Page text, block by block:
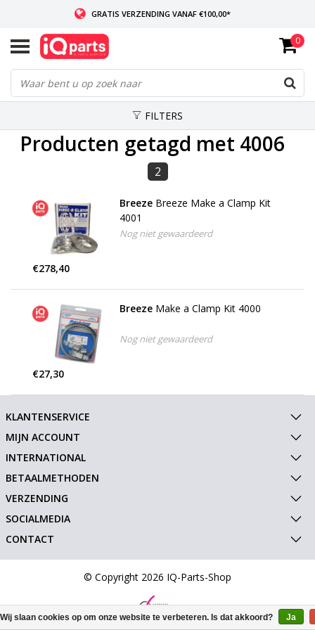
GRATIS VERZENDING VANAF €100,00*
INDIEN VOORRADIG: VOOR 14:00 BESTELD, ZELFDE DAG VERZONDEN
WERELDWIJDE LEVERING
0
FILTERS
Producten getagd met 4006
2
Breeze Breeze Make a Clamp Kit
4001
Nog niet gewaardeerd
€278,40
Breeze Make a Clamp Kit 4000
Nog niet gewaardeerd
€27,30
KLANTENSERVICE
MIJN ACCOUNT
INTERNATIONAL
BETAALMETHODEN
VERZENDING
SOCIALMEDIA
CONTACT
© Copyright 2026 IQ-Parts-Shop
Wij slaan cookies op om onze website te verbeteren. Is dat akkoord? Ja